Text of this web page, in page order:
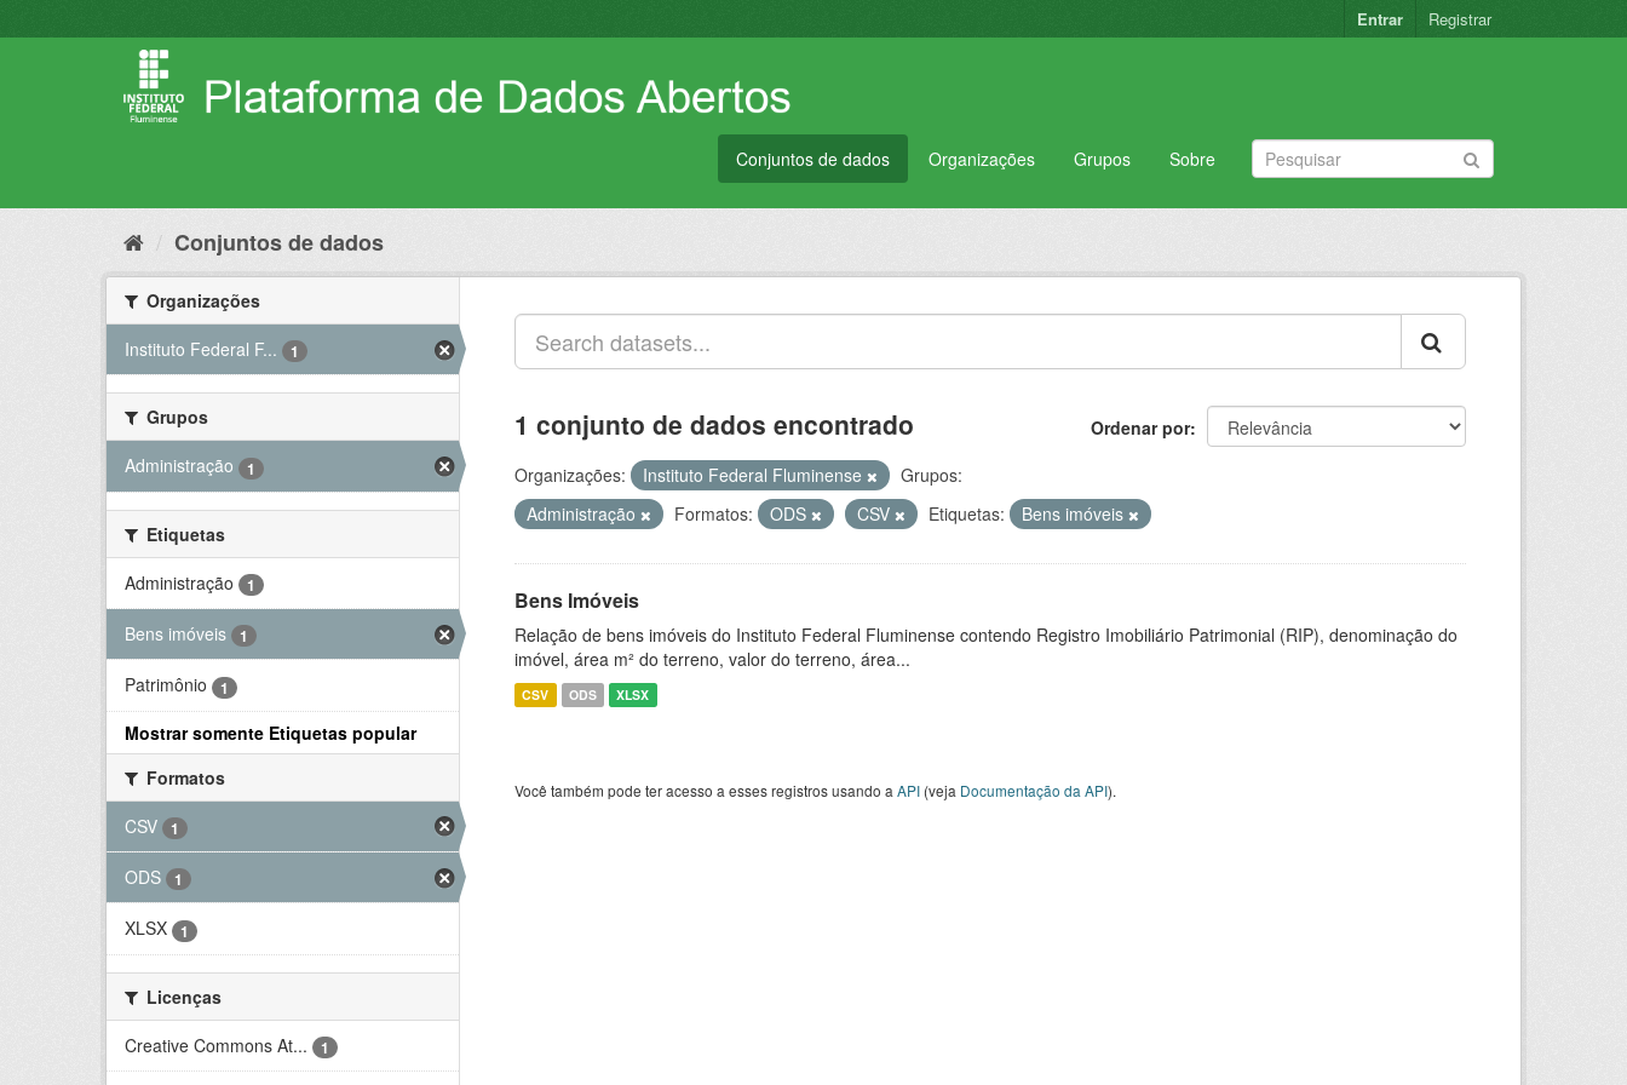
para
Entrar Registrar
Conjuntos de dados Organizações Grupos Sobre
Conjuntos de dados
Organizações
Instituto Federal F...
1
Grupos
Administração
1
Etiquetas
Administração
1
Bens imóveis 1
Patrimônio 1
Mostrar somente Etiquetas popular
Formatos
CSV
1
ODS 1
XLSX 1
Licenças
Creative Commons At...
1
Ordenar por
1 conjunto de dados encontrado
Organizações: Instituto Federal Fluminense
Grupos:
Administração
Formatos: ODS CSV Etiquetas: Bens imóveis
Bens Imóveis
Relação de bens imóveis do Instituto Federal Fluminense contendo Registro Imobiliário Patrimonial (RIP), denominação do
imóvel, área m² do terreno, valor do terreno, área...
CSV ODS XLSX
Você também pode ter acesso a esses registros usando a API (veja Documentação da API).